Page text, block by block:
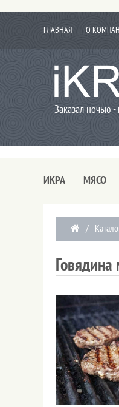
ГЛАВНАЯ О
Заказал ночью
ИКРА МЯСО
/